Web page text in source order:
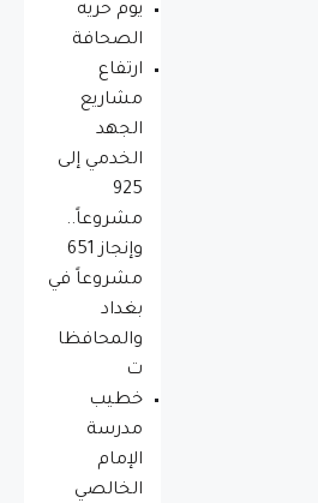
يوم حريه
الصحافة
ارتفاع
مشاريع
الجهد
الخدمي إلى
925
مشروعاً..
وإنجاز 651
مشروعاً في
بغداد
والمحافظا
ت
خطيب
مدرسة
الإمام
الخالصي